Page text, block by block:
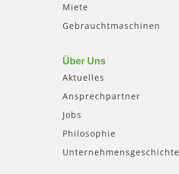
Miete
Gebrauchtmaschinen
Über Uns
Aktuelles
Ansprechpartner
Jobs
Philosophie
Unternehmensgeschichte